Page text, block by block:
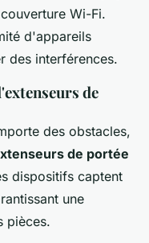
Wi-Fi.
d'appareils
des interférences.
de
des obstacles,
de portée
dispositifs captent
une
pièces.